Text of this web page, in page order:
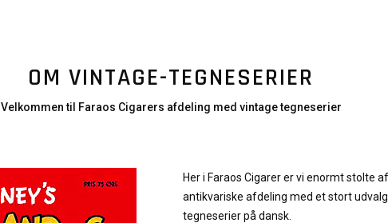
OM VINTAGE-TEGNESERIER
Velkommen til Faraos Cigarers afdeling med vintage tegneserier
Her i Faraos Cigarer er vi enormt stolte
antikvariske afdeling med et stort
tegneserier på dansk.